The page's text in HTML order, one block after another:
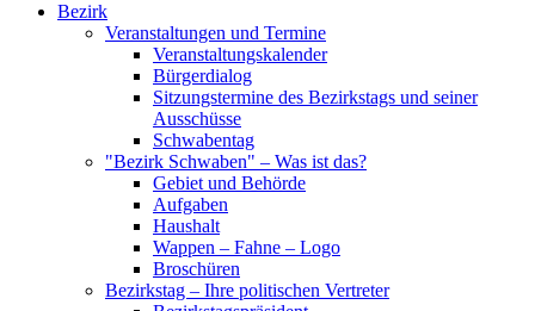
Bezirk
Veranstaltungen und Termine
Veranstaltungskalender
Bürgerdialog
Sitzungstermine des Bezirkstags und seiner
Ausschüsse
Schwabentag
"Bezirk Schwaben" – Was ist das?
Gebiet und Behörde
Aufgaben
Haushalt
Wappen – Fahne – Logo
Broschüren
Bezirkstag – Ihre politischen Vertreter